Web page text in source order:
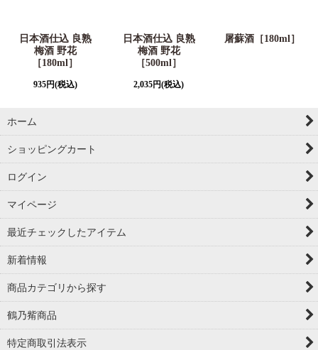
日本酒仕込 良熟
梅酒 野花
［180ml］
935円(税込)
日本酒仕込 良熟
梅酒 野花
［500ml］
2,035円(税込)
屠蘇酒［180ml］
ホーム
ショッピングカート
ログイン
マイページ
最近チェックしたアイテム
新着情報
商品カテゴリから探す
鶴乃觜商品
特定商取引法表示